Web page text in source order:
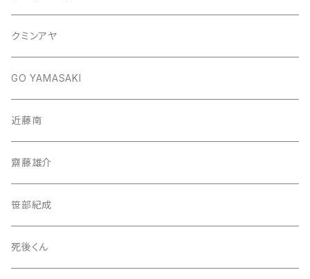
クミンアヤ
GO YAMASAKI
近藤南
齋藤雄介
笹部紀成
死後くん